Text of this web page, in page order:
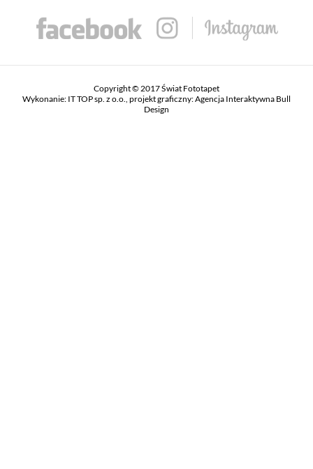
Copyright © 2017 Świat Fototapet
Wykonanie: IT TOP sp. z o.o. , projekt graficzny:Agencja Interaktywna Bull
Design